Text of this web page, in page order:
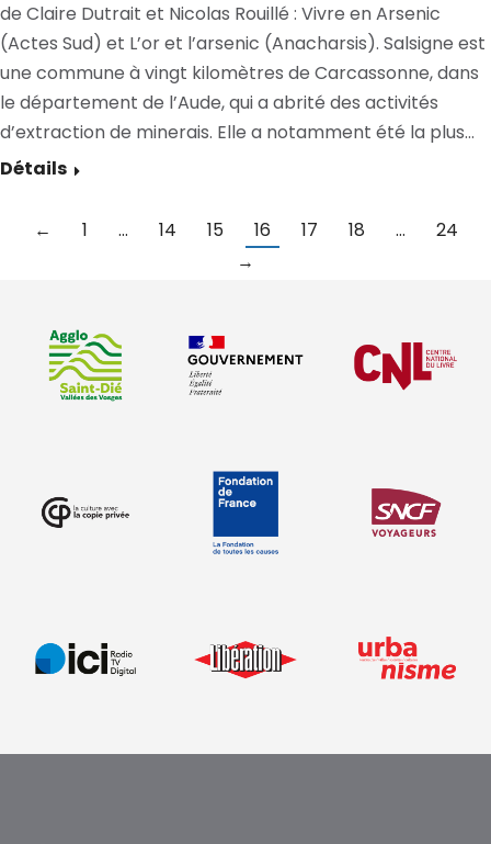
de Claire Dutrait et Nicolas Rouillé : Vivre en Arsenic
(Actes Sud) et L’or et l’arsenic (Anacharsis). Salsigne est
une commune à vingt kilomètres de Carcassonne, dans
le département de l’Aude, qui a abrité des activités
d’extraction de minerais. Elle a notamment été la plus…
Détails
← 1 … 14 15 16 17 18 …
24
→